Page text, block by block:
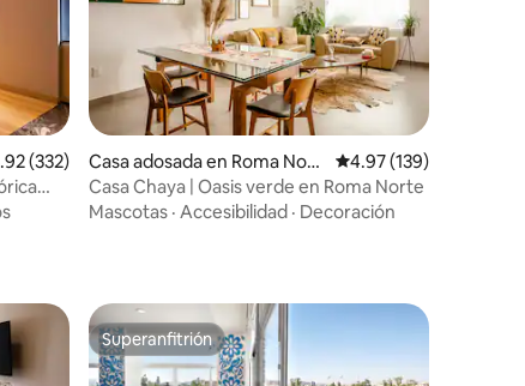
promedio: 4.92 de 5; 332 evaluaciones
(332)
Casa adosada en Roma Nort
e
Calificación promedio:
4.97 (139)
Casa Chaya | Oasis verde en Roma Norte
Mascotas · Accesibilidad · Decoración
Superanfitrión
Superanfitrión